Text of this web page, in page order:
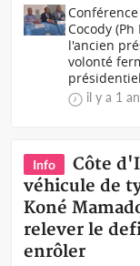
Cocody (Ph
l'ancien
volonté
il y a 1 an
Info
Côte
véhicule de
Koné
relever le
enrôler